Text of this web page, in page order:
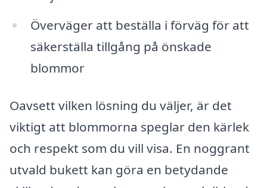
Överväger att beställa i förväg för att
säkerställa tillgång på önskade
blommor
Oavsett vilken lösning du väljer, är det
viktigt att blommorna speglar den kärlek
och respekt som du vill visa. En noggrant
utvald bukett kan göra en betydande